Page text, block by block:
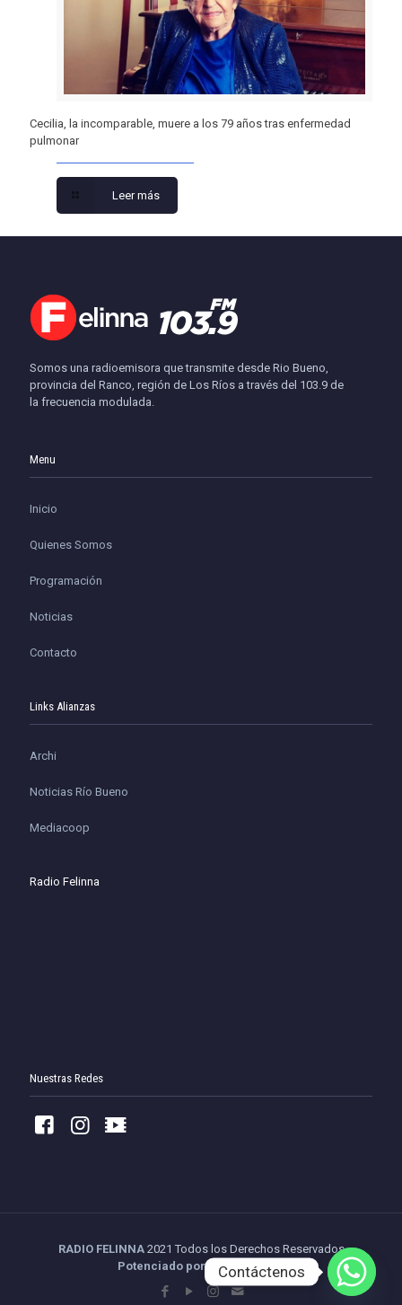
Cecilia, la incomparable, muere a los 79 años tras enfermedad
pulmonar
Leer más
Somos una radioemisora que transmite desde Rio Bueno,
provincia del Ranco, región de Los Ríos a través del 103.9 de
la frecuencia modulada.
Menu
Inicio
Quienes Somos
Programación
Noticias
Contacto
Links Alianzas
Archi
Noticias Río Bueno
Mediacoop
Radio Felinna
Nuestras Redes
RADIO FELINNA 2021 Todos los Derechos Reservados
Potenciado por Tu Streaming
Contáctenos